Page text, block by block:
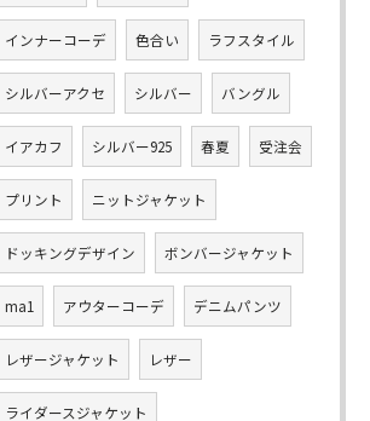
インナーコーデ 色合い ラフスタイル
シルバーアクセ シルバー バングル
イアカフ シルバー925 春夏 受注会
プリント ニットジャケット
ドッキングデザイン ボンバージャケット
ma1 アウターコーデ デニムパンツ
レザージャケット レザー
ライダースジャケット